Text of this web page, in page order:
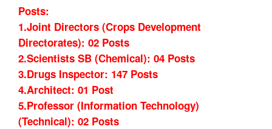
Posts:
1.Joint Directors (Crops Development
Directorates): 02 Posts
2.Scientists SB (Chemical): 04 Posts
3.Drugs Inspector: 147 Posts
4.Architect: 01 Post
5.Professor (Information Technology)
(Technical): 02 Posts